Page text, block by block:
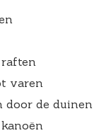
varen
door de duinen